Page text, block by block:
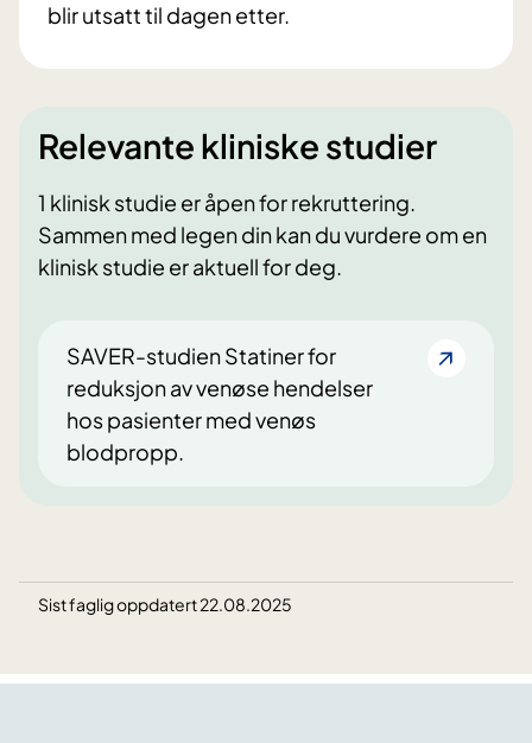
blir utsatt til dagen etter.
Relevante kliniske studier
1 klinisk studie er åpen for rekruttering.
Sammen med legen din kan du vurdere om en
klinisk studie er aktuell for deg.
SAVER-studien Statiner for
reduksjon av venøse hendelser
hos pasienter med venøs
blodpropp.
Sist faglig oppdatert 22.08.2025